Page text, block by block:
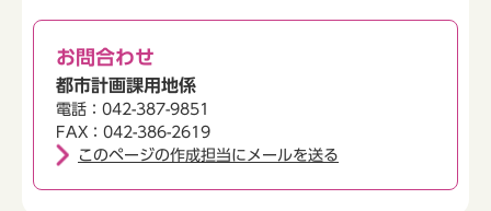
お問合わせ
都市計画課用地係
電話：042-387-9851
FAX：042-386-2619
このページの作成担当にメールを送る